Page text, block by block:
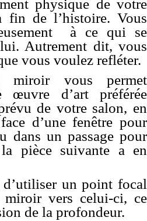
physique de votre
fin de l’histoire. Vous
à ce qui se
Autrement dit, vous
vous voulez refléter.
miroir vous permet
œuvre d’art préférée
de votre salon, en
d’une fenêtre pour
dans un passage pour
pièce suivante a en
d’utiliser un point focal
miroir vers celui-ci, ce
de la profondeur.